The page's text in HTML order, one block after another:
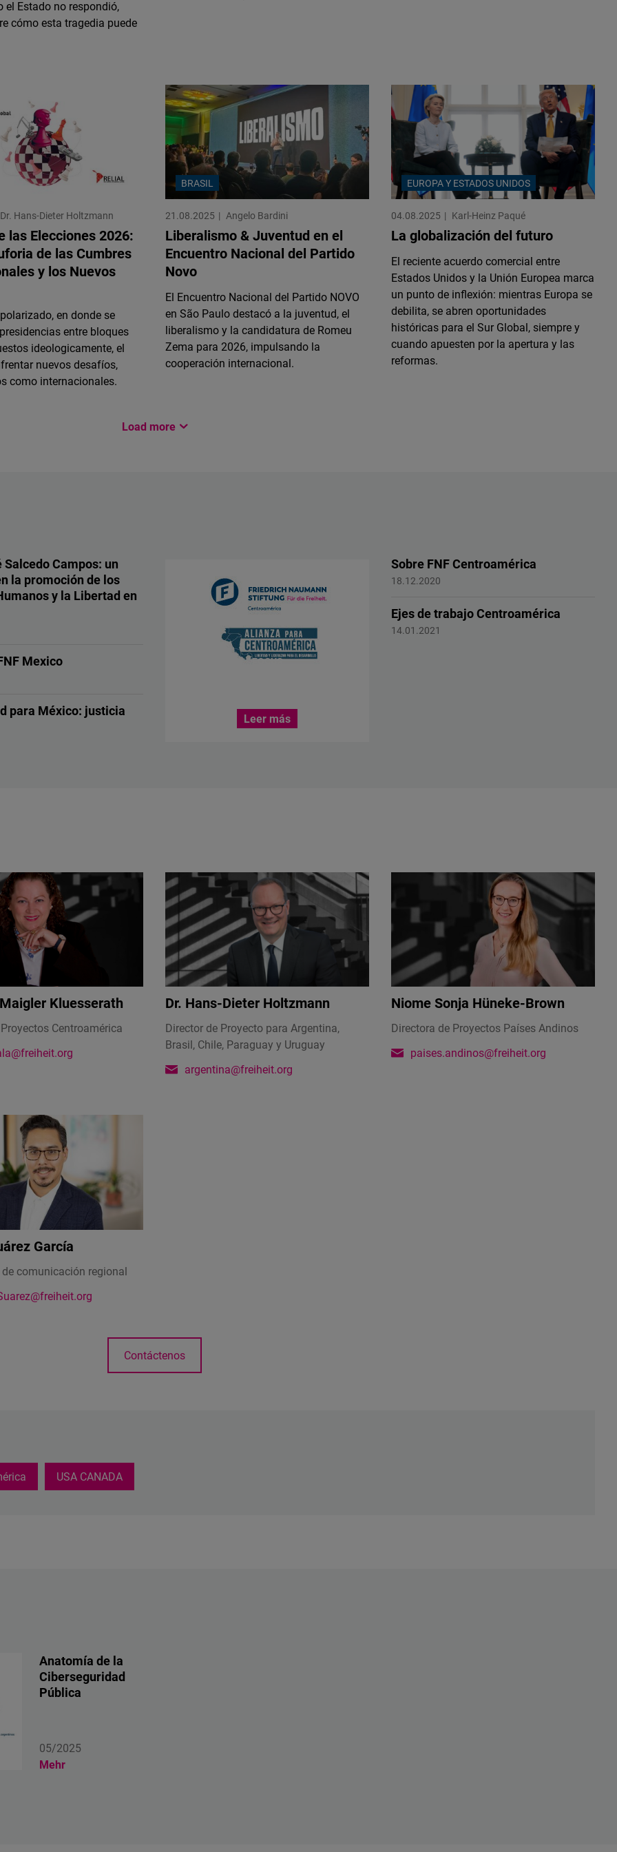
el Estado no respondió,
cómo esta tragedia puede
Dr. Hans-Dieter Holtzmann
las Elecciones 2026:
de las Cumbres
y los Nuevos
en donde se
entre bloques
ideologicamente, el
nuevos desafíos,
como internacionales.
BRASIL
21.08.2025 Angelo Bardini
Liberalismo & Juventud en el
Encuentro Nacional del Partido
Novo
El Encuentro Nacional del Partido NOVO
en São Paulo destacó a la juventud, el
liberalismo y la candidatura de Romeu
Zema para 2026, impulsando la
cooperación internacional.
EUROPA Y ESTADOS UNIDOS
04.08.2025 Karl-Heinz Paqué
La globalización del futuro
El reciente acuerdo comercial entre
Estados Unidos y la Unión Europea marca
un punto de inflexión: mientras Europa se
debilita, se abren oportunidades
históricas para el Sur Global, siempre y
cuando apuesten por la apertura y las
reformas.
Load more
Campos: un
la promoción de los
y la Libertad en
Mexico
para México: justicia
FOCUS
Leer más
Sobre FNF Centroamérica
Centroamérica
18.12.2020
Ejes de trabajo Centroamérica
Centroamérica
14.01.2021
Kluesserath
Centroamérica
Dr. Hans-Dieter Holtzmann
Director de Proyecto para Argentina,
Brasil, Chile, Paraguay y Uruguay
argentina@freiheit.org
Niome Sonja Hüneke-Brown
Directora de Proyectos Países Andinos
paises.andinos@freiheit.org
García
comunicación regional
Contáctenos
USA CANADA
Anatomía de la
Ciberseguridad
Pública
05/2025
Mehr
Embed
Podigee
Embed
D.Vinci
Embed
Typeform
Embed